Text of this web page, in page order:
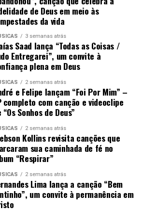
de Deus em meio às
da vida
3 semanas atrás
Saad lança “Todas as Coisas /
Entregarei”, um convite à
plena em Deus
2 semanas atrás
e Felipe lançam “Foi Por Mim” –
completo com canção e videoclipe
“Os Sonhos de Deus”
2 semanas atrás
Kollins revisita canções que
sua caminhada de fé no
“Respirar”
2 semanas atrás
Lima lança a canção “Bem
um convite à permanência em